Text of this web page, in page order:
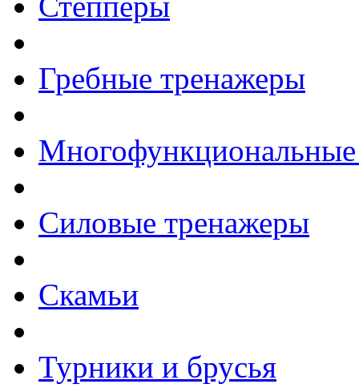
Гребные тренажеры
Силовые тренажеры
Скамьи
Турники и брусья